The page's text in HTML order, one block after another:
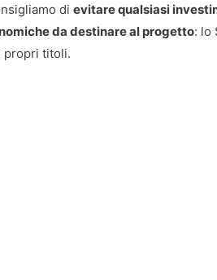
di evitare qualsiasi
da destinare al progetto: lo
propri titoli.